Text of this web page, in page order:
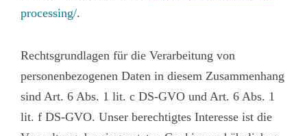
processing/.
Rechtsgrundlagen für die Verarbeitung von
personenbezogenen Daten in diesem Zusammenhang
sind Art. 6 Abs. 1 lit. c DS-GVO und Art. 6 Abs. 1
lit. f DS-GVO. Unser berechtigtes Interesse ist die